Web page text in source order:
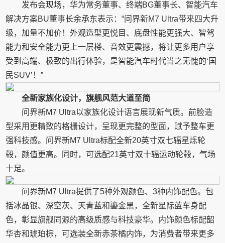
发布会现场，华为常务董事、终端BG董事长、智能汽车
解决方案BU董事长余承东表示：“问界新M7 Ultra带来四大升
级，加量不加价！外观造型更悦目、底盘性能更强大、智驾
能力和安全能力更上一层楼、音效更震撼，将让更多用户享
受到高端、极致的出行体验，是智能汽车时代当之无愧的‘国
民SUV’！”
全新家族化设计，旗舰风范大道至简
问界新M7 Ultra以家族化设计语言展现新气质。前脸造
型采用更精致的格栅设计，呈现更完整的型面，赋予整车更
强科技感。问界新M7 Ultra标配全新20英寸双七辐星烁轮
毂，颜值更高。同时，可选配21英寸双十辐运动轮毂，气场
十足。
问界新M7 Ultra提供了5种外观颜色、3种内饰配色。包
括冰晶银、深空灰、天青蓝和鎏金黑，全新星际蓝车身配
色，彰显旗舰同源的高级质感与科技豪华。内饰颜色标配韶
华杏和琥珀棕，可选装全新赤茶橘内饰，为消费者带来更多